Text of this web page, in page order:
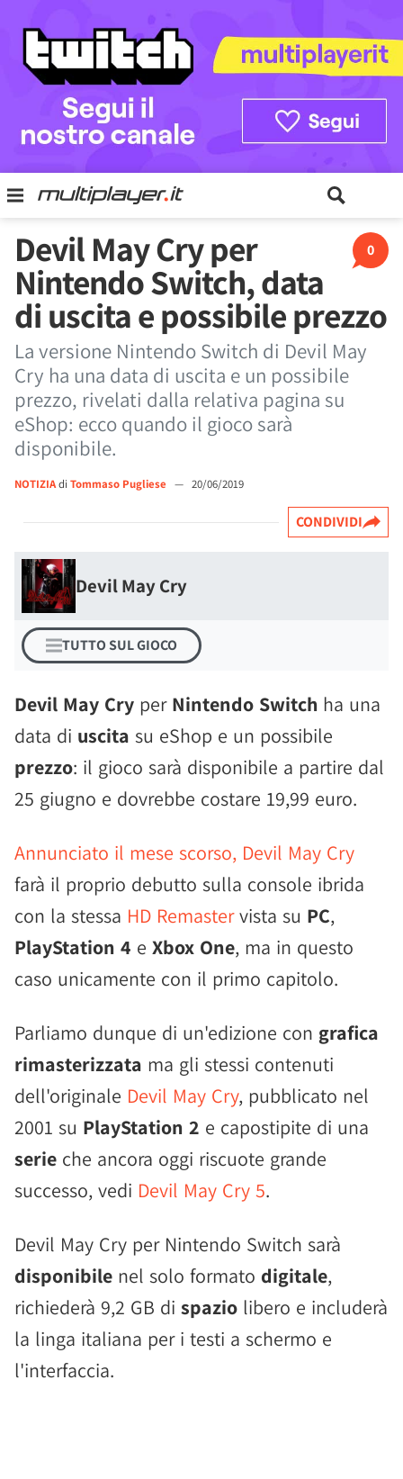
0
Devil May Cry per
Nintendo Switch, data
di uscita e possibile prezzo
La versione Nintendo Switch di Devil May
Cry ha una data di uscita e un possibile
prezzo, rivelati dalla relativa pagina su
eShop: ecco quando il gioco sarà
disponibile.
NOTIZIAdi Tommaso Pugliese — 20/06/2019
CONDIVIDI
Devil May Cry
TUTTO SUL GIOCO
Devil May Cry per Nintendo Switch ha una
data di uscita su eShop e un possibile
prezzo: il gioco sarà disponibile a partire dal
25 giugno e dovrebbe costare 19,99 euro.
Annunciato il mese scorso, Devil May Cry
farà il proprio debutto sulla console ibrida
con la stessa HD Remastervista su PC,
PlayStation 4 e Xbox One, ma in questo
caso unicamente con il primo capitolo.
Parliamo dunque di un'edizione con grafica
rimasterizzata ma gli stessi contenuti
dell'originale Devil May Cry, pubblicato nel
2001 su PlayStation 2 e capostipite di una
serie che ancora oggi riscuote grande
successo, vedi Devil May Cry 5.
Devil May Cry per Nintendo Switch sarà
disponibile nel solo formato digitale,
richiederà 9,2 GB di spazio libero e includerà
la linga italiana per i testi a schermo e
l'interfaccia.